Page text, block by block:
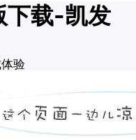
下载-凯发
验